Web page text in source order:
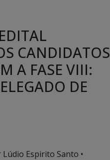
CANDIDATOS
A FASE VIII:
DE
Lúdio Espirito Santo •